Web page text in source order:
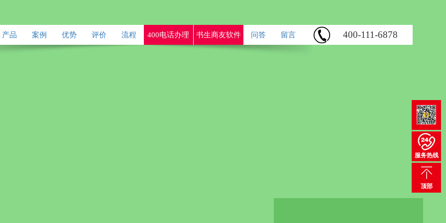
企业建站
名邮箱、
广、上往
务，让您
产品 案例 优势 评价 流程 400电话办理 书生商友软件 问答 留言 400-111-6878
服务热线
顶部